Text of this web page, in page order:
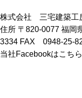
株式会社 三宅建築工
住所 〒820-0077 福
3334 FAX 0948-25-
当社Facebookはこちら